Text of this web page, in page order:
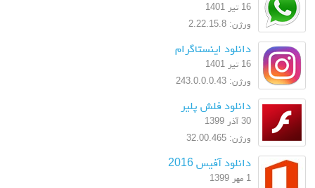
16 تیر 1401
ورژن: 2.22.15.8
دانلود اینستاگرام
16 تیر 1401
ورژن: 243.0.0.0.43
دانلود فلش پلیر
30 آذر 1399
ورژن: 32.00.465
دانلود آفیس 2016
1 مهر 1399